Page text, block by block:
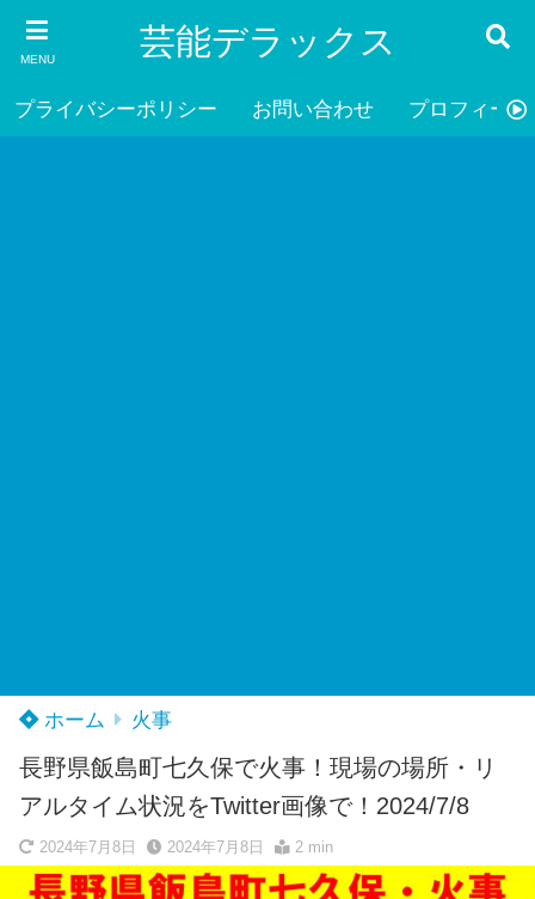
MENU 芸能デラックス
プライバシーポリシー お問い合わせ プロフィール
ホーム 火事
長野県飯島町七久保で火事！現場の場所・リ
アルタイム状況をTwitter画像で！2024/7/8
2024年7月8日 2024年7月8日 2 min